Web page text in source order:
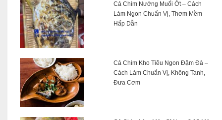
Cá Chim Nướng Muối Ớt – Cách
Làm Ngon Chuẩn Vị, Thơm Mềm
Hấp Dẫn
Cá Chim Kho Tiêu Ngon Đậm Đà –
Cách Làm Chuẩn Vị, Không Tanh,
Đưa Cơm